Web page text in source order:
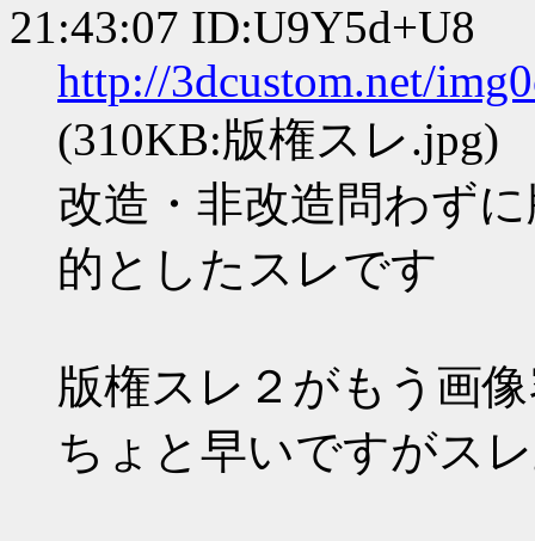
21:43:07 ID:U9Y5d+U8
http://3dcustom.net/
(310KB:版権スレ.jpg)
改造・非改造問わず
的としたスレです
版権スレ２がもう画
ちょと早いですがス